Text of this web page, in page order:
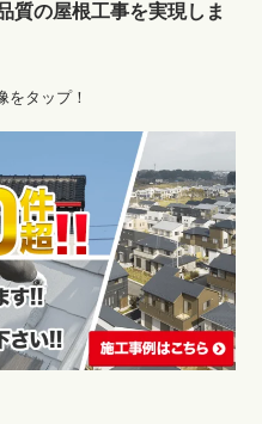
質の屋根工事を実現しま
をタップ！